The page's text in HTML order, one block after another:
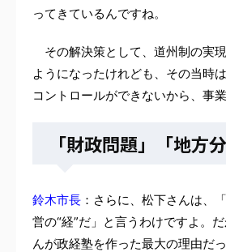
ってきているんですね。
その解決策として、道州制の実
ようになったけれども、その当時
コントロールができないから、事
「財政問題」「地方
鈴木市長 ：さらに、松下さんは、
営の“経”だ」と言うわけですよ。
んが政経塾を作った最大の理由だっ